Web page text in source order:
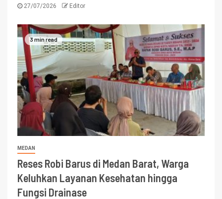
27/07/2026 Editor
3 min read
MEDAN
Reses Robi Barus di Medan Barat, Warga
Keluhkan Layanan Kesehatan hingga
Fungsi Drainase